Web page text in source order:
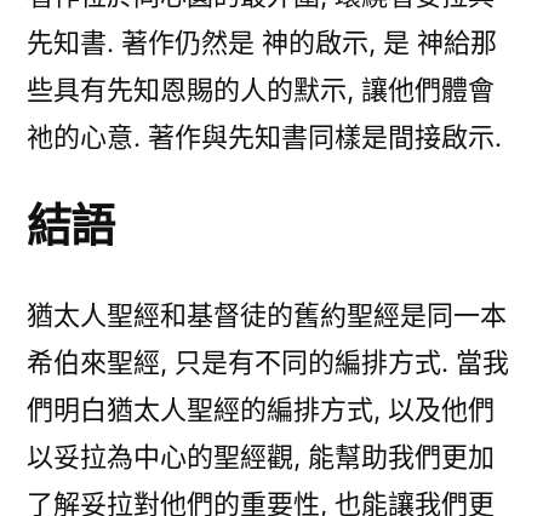
先知書. 著作仍然是 神的啟示, 是 神給那
些具有先知恩賜的人的默示, 讓他們體會
祂的心意. 著作與先知書同樣是間接啟示.
結語
猶太人聖經和基督徒的舊約聖經是同一本
希伯來聖經, 只是有不同的編排方式. 當我
們明白猶太人聖經的編排方式, 以及他們
以妥拉為中心的聖經觀, 能幫助我們更加
了解妥拉對他們的重要性, 也能讓我們更